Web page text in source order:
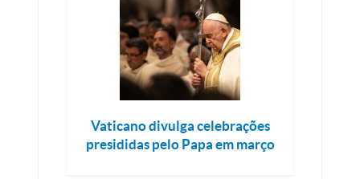
Vaticano divulga celebrações
presididas pelo Papa em março